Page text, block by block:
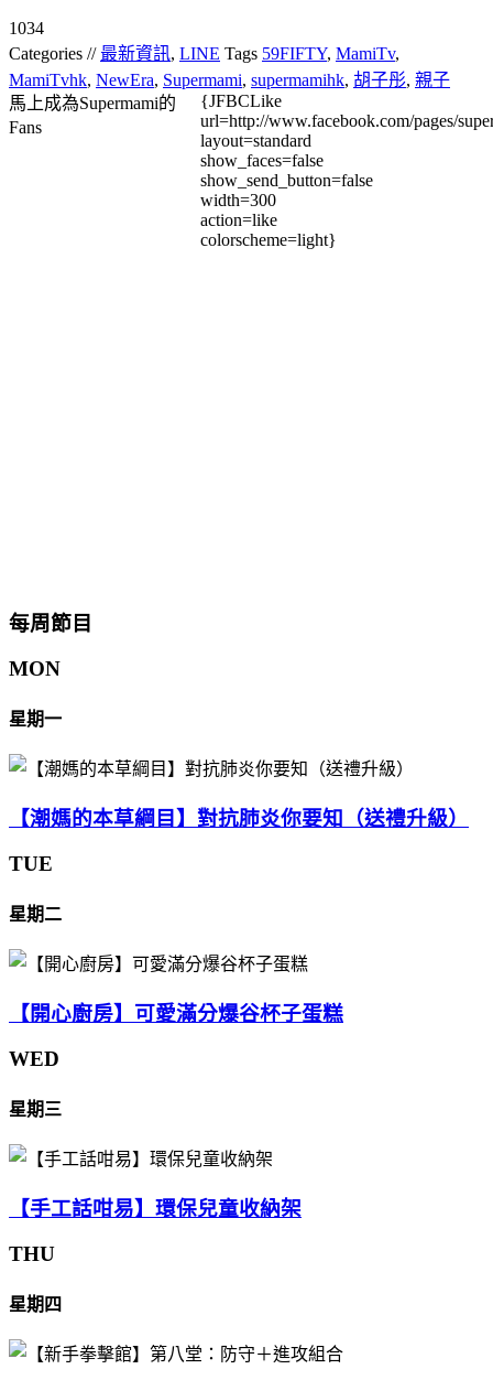
1034
Categories // 最新資訊, LINE Tags 59FIFTY, MamiTv,
MamiTvhk, NewEra, Supermami, supermamihk, 胡子彤, 親子
馬上成為Supermami的
Fans
{JFBCLike
url=http://www.facebook.com/pages/
layout=standard
show_faces=false
show_send_button=false
width=300
action=like
colorscheme=light}
每周節目
MON
星期一
【潮媽的本草綱目】對抗肺炎你要知（送禮升級）
TUE
星期二
【開心廚房】可愛滿分爆谷杯子蛋糕
WED
星期三
【手工話咁易】環保兒童收納架
THU
星期四